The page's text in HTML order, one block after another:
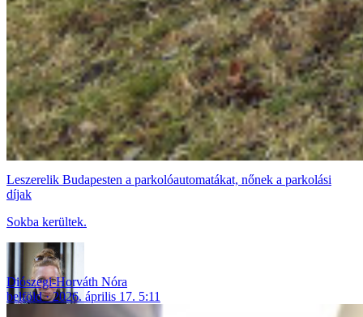
Leszerelik Budapesten a parkolóautomatákat, nőnek a parkolási
díjak
Sokba kerültek.
Diószegi-Horváth Nóra
belföld
2026. április 17. 5:11